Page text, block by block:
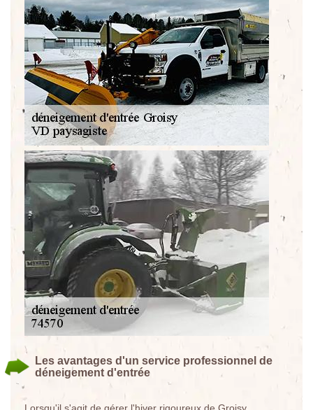
Les avantages d'un service professionnel de
déneigement d'entrée